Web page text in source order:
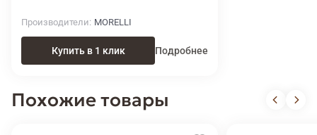
Производители MORELLI
Купить в 1 клик Подробнее
Похожие товары